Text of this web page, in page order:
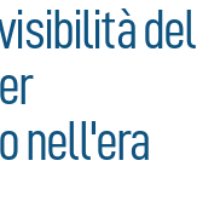
del
nell'era